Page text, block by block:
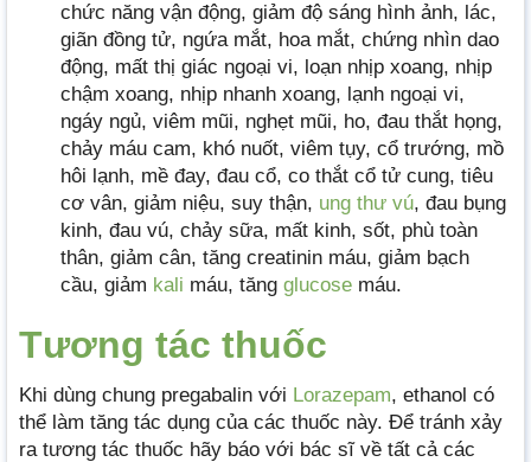
chức năng vận động, giảm độ sáng hình ảnh, lác,
giãn đồng tử, ngứa mắt, hoa mắt, chứng nhìn dao
động, mất thị giác ngoại vi, loạn nhịp xoang, nhịp
chậm xoang, nhịp nhanh xoang, lạnh ngoại vi,
ngáy ngủ, viêm mũi, nghẹt mũi, ho, đau thắt họng,
chảy máu cam, khó nuốt, viêm tụy, cổ trướng, mồ
hôi lạnh, mề đay, đau cổ, co thắt cổ tử cung, tiêu
cơ vân, giảm niệu, suy thận, ung thư vú, đau bụng
kinh, đau vú, chảy sữa, mất kinh, sốt, phù toàn
thân, giảm cân, tăng creatinin máu, giảm bạch
cầu, giảm kali máu, tăng glucose máu.
Tương tác thuốc
Khi dùng chung pregabalin với Lorazepam, ethanol có
thể làm tăng tác dụng của các thuốc này. Để tránh xảy
ra tương tác thuốc hãy báo với bác sĩ về tất cả các